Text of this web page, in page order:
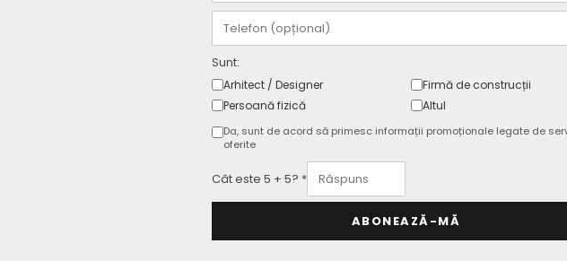
Greutate (kg) 1,38
Clasa energetica E
Certificari CE,
Garantie 2 ani
Sunt:
Arhitect / Designer
Firmă de construcții
Persoană fizică
Altul
Da, sunt de acord să primesc informații promoționale legate de
oferite
Cât este 5 + 5? *
ABONEAZĂ-MĂ